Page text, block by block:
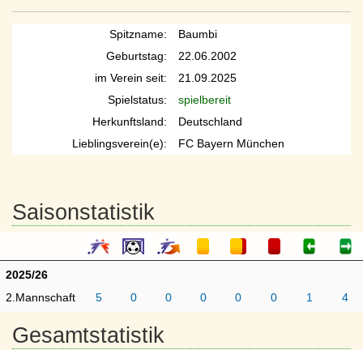
Spitzname:
Baumbi
Geburtstag:
22.06.2002
im Verein seit:
21.09.2025
Spielstatus:
spielbereit
Herkunftsland:
Deutschland
Lieblingsverein(e):
FC Bayern München
Saisonstatistik
2025/26
2.Mannschaft
5 0 0 0 0 0 1 4
Gesamtstatistik